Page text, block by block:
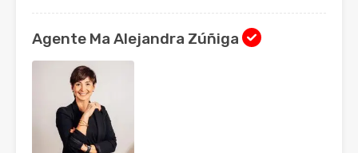
Agente Ma Alejandra Zúñiga